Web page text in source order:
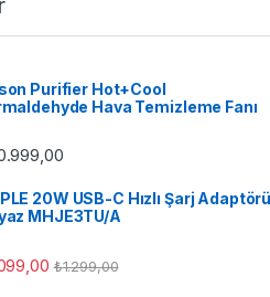
Purifier Hot+Cool
Hava Temizleme Fanı
20W USB-C Hızlı Şarj Adaptörü
MHJE3TU/A
₺1.299,00